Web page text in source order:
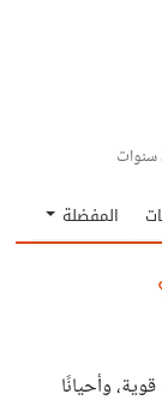
المفضلة
وأحيانًا